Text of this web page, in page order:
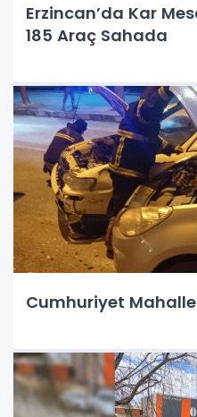
Erzincan’da Kar
185 Araç Sahada
Cumhuriyet